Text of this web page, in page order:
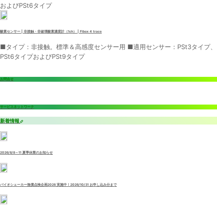
およびPSt6タイプ
酸素センサー | 非接触・非破壊酸素濃度計（1ch） | Fibox 4 trace
■タイプ：非接触。標準＆高感度センサー用 ■適用センサー：PSt3タイプ、
PSt6タイプおよびPSt9タイプ
お問合せ
サービスネットワーク
新着情報
2026/8/8～11 夏季休業のお知らせ
バイオシェーカー無償点検企画2026 実施中！2026/10/31 お申し込み分まで